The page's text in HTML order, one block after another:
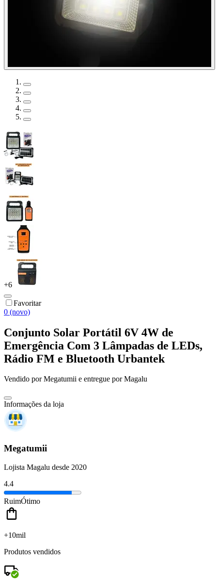
+6
Favoritar
0 (novo)
Conjunto Solar Portátil 6V 4W de
Emergência Com 3 Lâmpadas de LEDs,
Rádio FM e Bluetooth Urbantek
Vendido porMegatumii e entregue por Magalu
Informações da loja
Megatumii
Lojista Magalu desde 2020
4.4
RuimÓtimo
+10mil
Produtos vendidos